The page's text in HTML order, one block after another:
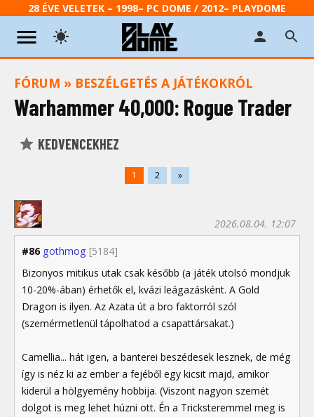
28 ÉVE VELETEK – 1998– PC DOME / 2012– PLAYDOME
FÓRUM » BESZÉLGETÉS A JÁTÉKOKRÓL
Warhammer 40,000: Rogue Trader
KEDVENCEKHEZ
1 2 »
#86 gothmog [5184]
2026.08.04. 12:07
Bizonyos mitikus utak csak később (a játék utolsó mondjuk
10-20%-ában) érhetők el, kvázi leágazásként. A Gold
Dragon is ilyen. Az Azata út a bro faktorról szól
(szemérmetlenül tápolhatod a csapattársakat.)
Camellia... hát igen, a banterei beszédesek lesznek, de még
így is néz ki az ember a fejéből egy kicsit majd, amikor
kiderül a hölgyemény hobbija. (Viszont nagyon szemét
dolgot is meg lehet húzni ott. Én a Tricksteremmel meg is